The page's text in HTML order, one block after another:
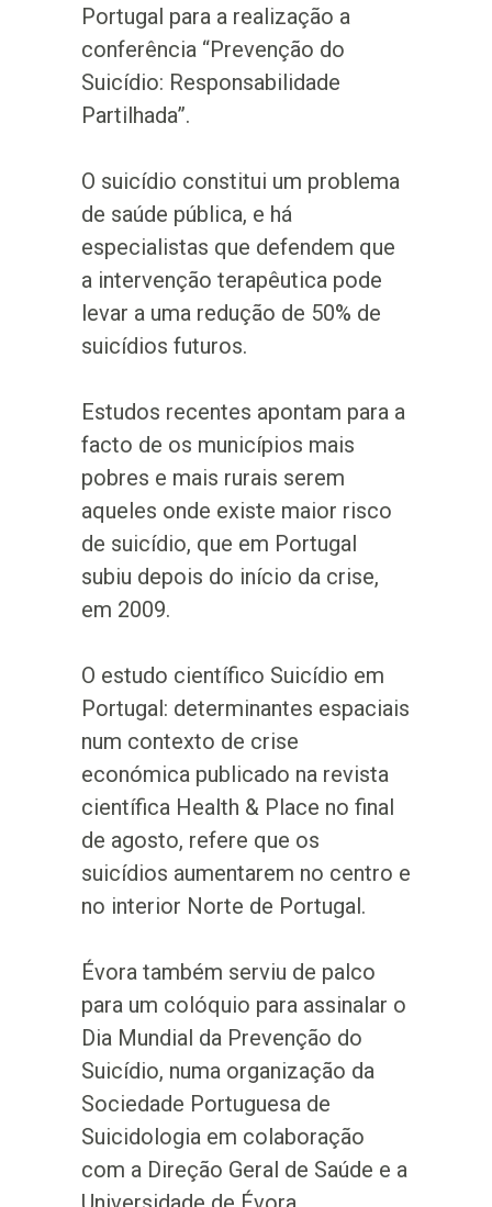
Portugal para a realização a
conferência “Prevenção do
Suicídio: Responsabilidade
Partilhada”.
O suicídio constitui um problema
de saúde pública, e há
especialistas que defendem que
a intervenção terapêutica pode
levar a uma redução de 50% de
suicídios futuros.
Estudos recentes apontam para a
facto de os municípios mais
pobres e mais rurais serem
aqueles onde existe maior risco
de suicídio, que em Portugal
subiu depois do início da crise,
em 2009.
O estudo científico Suicídio em
Portugal: determinantes espaciais
num contexto de crise
económica publicado na revista
científica Health & Place no final
de agosto, refere que os
suicídios aumentarem no centro e
no interior Norte de Portugal.
Évora também serviu de palco
para um colóquio para assinalar o
Dia Mundial da Prevenção do
Suicídio, numa organização da
Sociedade Portuguesa de
Suicidologia em colaboração
com a Direção Geral de Saúde e a